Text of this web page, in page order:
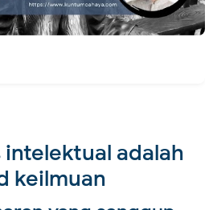
intelektual adalah
keilmuan